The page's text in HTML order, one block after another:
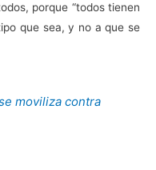
porque “todos tienen
que sea, y no a que se
moviliza contra